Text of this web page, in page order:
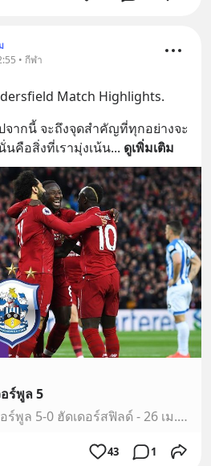
• กีฬา
Match Highlights.
จากนี้ จะถึงจุดสำคัญที่ทุกอย่างจะ
คือสิ่งที่เรามุ่งเน้น... ดูเพิ่มเติม
ร์พูล 5
ไฮไลท์ พรีเมียร์ลีก: ลิเวอร์พูล 5-0 ฮัดเดอร์สฟิลด์ - 26 เม.ย.2019 หงส์แดงกลับขึ้่นมานำจ่าฝูงชั่วคราวอีกครั้ง หลังเปิดแอนฟิลด์ตบบ๊วย ฮัดเดอร์สฟิลด์ ทาวน์ 5-0 ...
43 1